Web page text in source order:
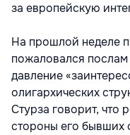
за европейскую
На прошлой неделе
пожаловался послам
давление
олигархических
Стурза говорит, что
стороны его бывших